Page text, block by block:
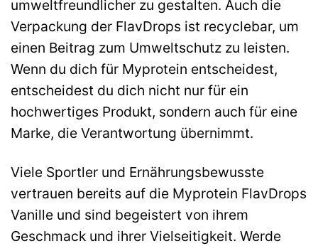
umweltfreundlicher zu gestalten. Auch die
Verpackung der FlavDrops ist recyclebar, um
einen Beitrag zum Umweltschutz zu leisten.
Wenn du dich für Myprotein entscheidest,
entscheidest du dich nicht nur für ein
hochwertiges Produkt, sondern auch für eine
Marke, die Verantwortung übernimmt.
Viele Sportler und Ernährungsbewusste
vertrauen bereits auf die Myprotein FlavDrops
Vanille und sind begeistert von ihrem
Geschmack und ihrer Vielseitigkeit. Werde